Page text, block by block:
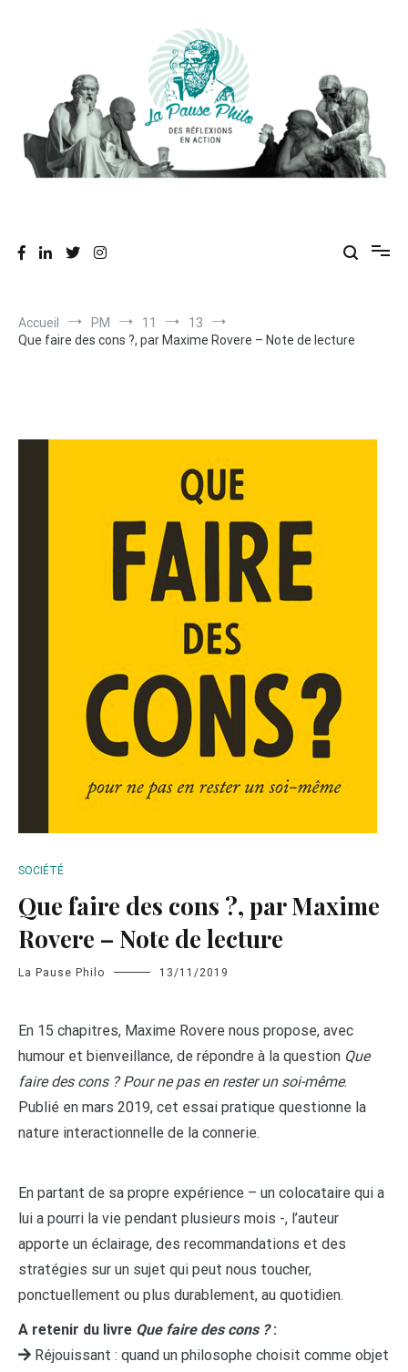
Accueil PM 11
13
Que faire des cons ?, par Maxime Rovere – Note de lecture
SOCIÉTÉ
Que faire des cons ?, par Maxime
Rovere – Note de lecture
La Pause Philo 13/11/2019
En 15 chapitres, Maxime Rovere nous propose, avec
humour et bienveillance, de répondre à la question Que
faire des cons ? Pour ne pas en rester un soi-même.
Publié en mars 2019, cet essai pratique questionne la
nature interactionnelle de la connerie.
En partant de sa propre expérience – un colocataire qui a
lui a pourri la vie pendant plusieurs mois -, l’auteur
apporte un éclairage, des recommandations et des
stratégies sur un sujet qui peut nous toucher,
ponctuellement ou plus durablement, au quotidien.
A retenir du livre Que faire des cons ?:
Réjouissant : quand un philosophe choisit comme objet